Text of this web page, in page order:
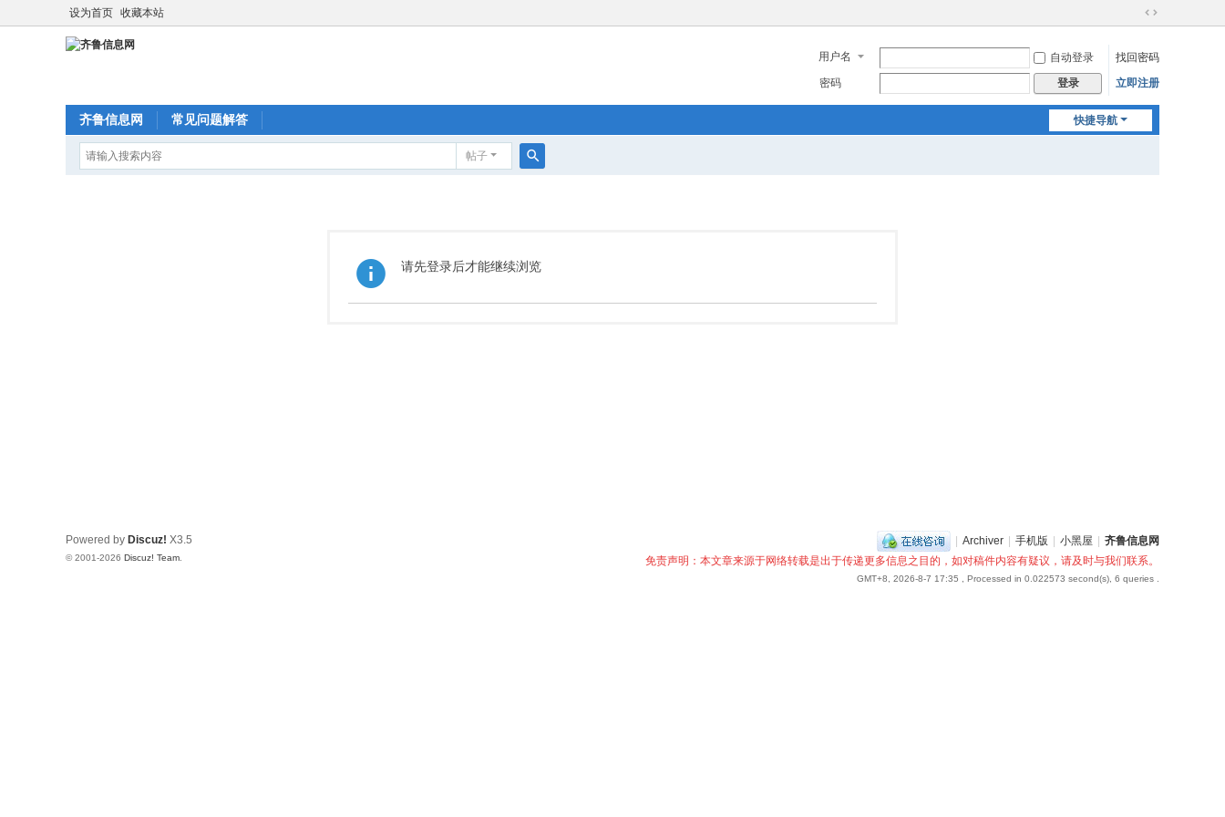
设为首页 收藏本站
切
到
宽
用户名 自动登录
找回密码
密码
登录 立即注册
快捷导航
齐鲁信息网 常见问题解答
帖子
请先登录后才能继续浏览
| Archiver | 手机版 | 小黑屋 | 齐鲁信息网
免责声明：本文章来源于网络转载是出于传递更多信息之目的，如对稿件内容有疑议，请及时与我们联系。
GMT+8, 2026-8-7 17:35 , Processed in 0.022573 second(s), 6 queries .
Powered by Discuz! X3.5
© 2001-2026 Discuz! Team